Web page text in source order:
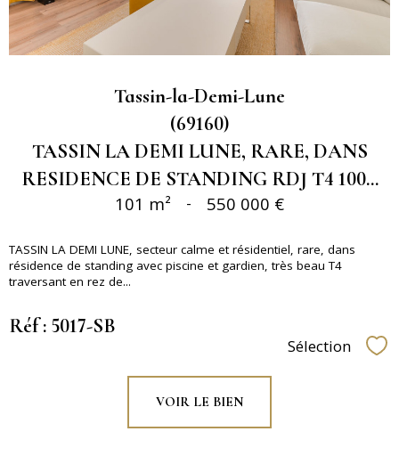
Tassin-la-Demi-Lune
(69160)
TASSIN LA DEMI LUNE, RARE, DANS
RESIDENCE DE STANDING RDJ T4 100...
101 m² - 550 000 €
TASSIN LA DEMI LUNE, secteur calme et résidentiel, rare, dans
résidence de standing avec piscine et gardien, très beau T4
traversant en rez de...
Réf : 5017-SB
Sélection
VOIR LE BIEN